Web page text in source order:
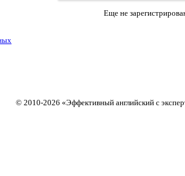
Еще не
© 2010-2026 «Эффективный английский с